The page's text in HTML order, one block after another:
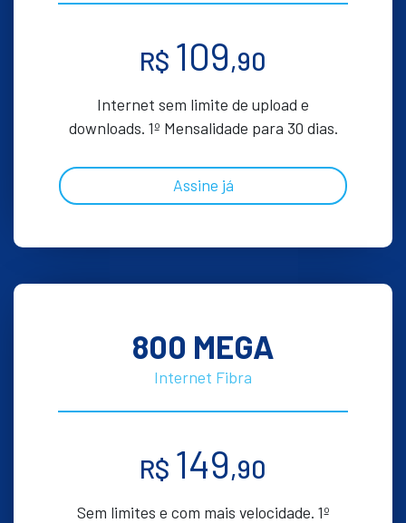
R$ 109,90
Internet sem limite de upload e
downloads. 1º Mensalidade para 30 dias.
Assine já
800 MEGA
Internet Fibra
R$ 149,90
Sem limites e com mais velocidade. 1º